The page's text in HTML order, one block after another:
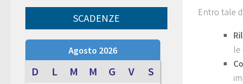
Entro tale
SCADENZE
Agosto 2026
D L M M G V S